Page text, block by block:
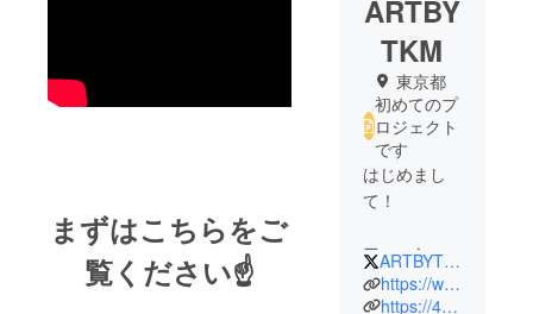
まずはこちらをご
覧ください☝
ARTBY
TKM
東京都
初めてのプ
ロジェクト
です
はじめまし
て！
ファッショ
ンブランド
ARTBYTKM
ARTBYTKM_info
https://www.artbytkm.company/
https://4ola.thebase.in/